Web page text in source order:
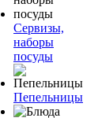
Сервизы,
наборы
посуды
Пепельницы